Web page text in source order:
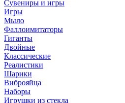
Сувениры и игры
Игры
Мыло
Фаллоимитаторы
Гиганты
Двойные
Классические
Реалистики
Шарики
Виброяйца
Наборы
Игрушки из стекла